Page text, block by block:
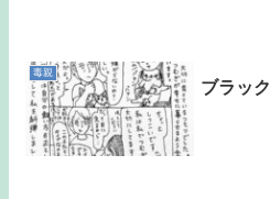
毒親
ブラッ